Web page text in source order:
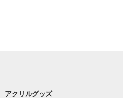
アクリルグッズ